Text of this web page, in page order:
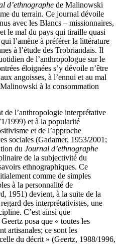
d’ethnographe de Malinowski
du terrain. Ce journal dévoile
avec les Blancs – missionnaires,
le mal du pays qui tiraille quasi
l’amène à préférer la littérature
à l’étude des Trobriandais. Il
de l’anthropologue sur le
éloignées s’y dévoile n’être
angoisses, à l’ennui et au mal
à la consommation
de l’anthropologie interprétative
1999) et à la popularité
et de l’approche
sociales (Gadamer, 1953/2001;
du Journal d’ethnographe
de la subjectivité du
ethnographiques. Ce
comme de simples
à la personnalité de
1951) devient, à la suite de la
des interprétativistes, une
C’est ainsi que
posa que « toutes les
artisanales; ce sont les
du décrit » (Geertz, 1988/1996,